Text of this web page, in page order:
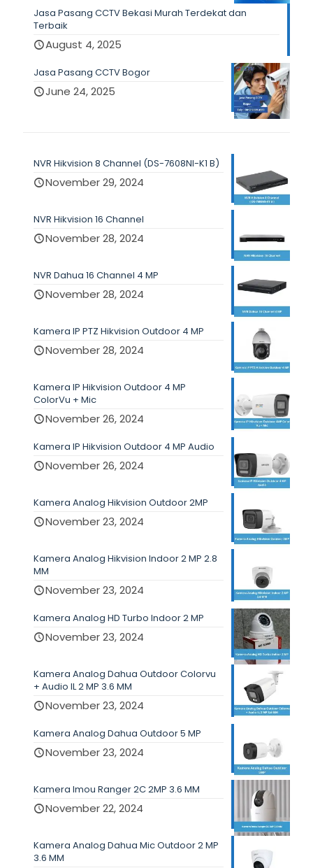
Jasa Pasang CCTV Bekasi Murah Terdekat dan
Terbaik
August 4, 2025
Jasa Pasang CCTV Bogor
June 24, 2025
NVR Hikvision 8 Channel (DS-7608NI-K1 B)
November 29, 2024
NVR Hikvision 16 Channel
November 28, 2024
NVR Dahua 16 Channel 4 MP
November 28, 2024
Kamera IP PTZ Hikvision Outdoor 4 MP
November 28, 2024
Kamera IP Hikvision Outdoor 4 MP
ColorVu + Mic
November 26, 2024
Kamera IP Hikvision Outdoor 4 MP Audio
November 26, 2024
Kamera Analog Hikvision Outdoor 2MP
November 23, 2024
Kamera Analog Hikvision Indoor 2 MP 2.8
MM
November 23, 2024
Kamera Analog HD Turbo Indoor 2 MP
November 23, 2024
Kamera Analog Dahua Outdoor Colorvu
+ Audio IL 2 MP 3.6 MM
November 23, 2024
Kamera Analog Dahua Outdoor 5 MP
November 23, 2024
Kamera Imou Ranger 2C 2MP 3.6 MM
November 22, 2024
Kamera Analog Dahua Mic Outdoor 2 MP
3.6 MM